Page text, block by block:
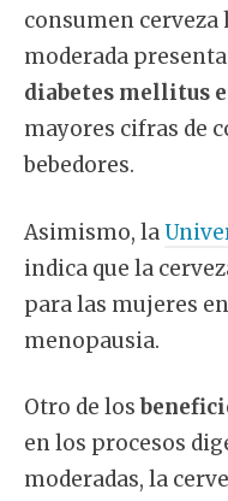
consumen
moderada
diabetes mellitus
mayores cifras de
bebedores.
Asimismo, la
indica que la
para las mujeres
menopausia.
Otro de los
en los procesos
moderadas, la